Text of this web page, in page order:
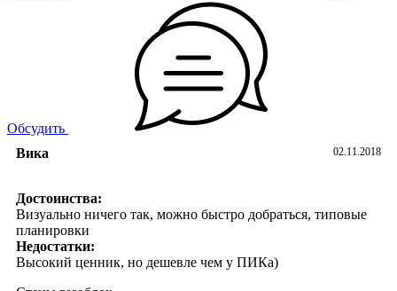
Обсудить
02.11.2018
Вика
Достоинства:
Визуально ничего так, можно быстро добраться, типовые
планировки
Недостатки:
Высокий ценник, но дешевле чем у ПИКа)